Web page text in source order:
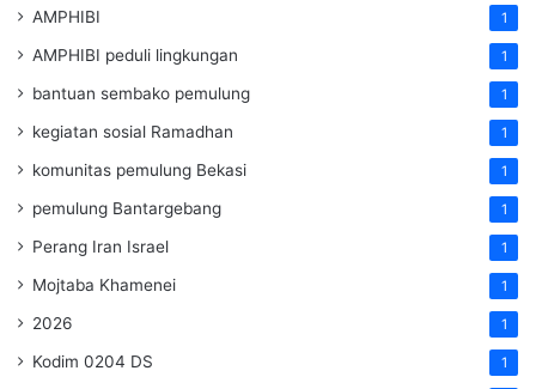
AMPHIBI 1
AMPHIBI peduli lingkungan 1
bantuan sembako pemulung 1
kegiatan sosial Ramadhan 1
komunitas pemulung Bekasi 1
pemulung Bantargebang 1
Perang Iran Israel 1
Mojtaba Khamenei 1
2026 1
Kodim 0204 DS 1